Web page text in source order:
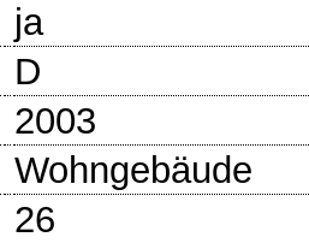
ja
D
2003
Wohngebäude
26